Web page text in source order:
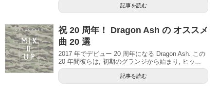
記事を読む
祝 20 周年！ Dragon Ash の オススメ
曲 20 選
2017 年でデビュー 20 周年になる Dragon Ash. この
20 年間彼らは, 初期のグランジから始まり, ヒッ...
記事を読む